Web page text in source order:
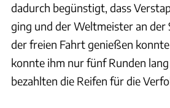
dadurch begünstigt, dass
ging und der Weltmeister an der
der freien Fahrt genießen
konnte ihm nur fünf Runden
bezahlten die Reifen für die